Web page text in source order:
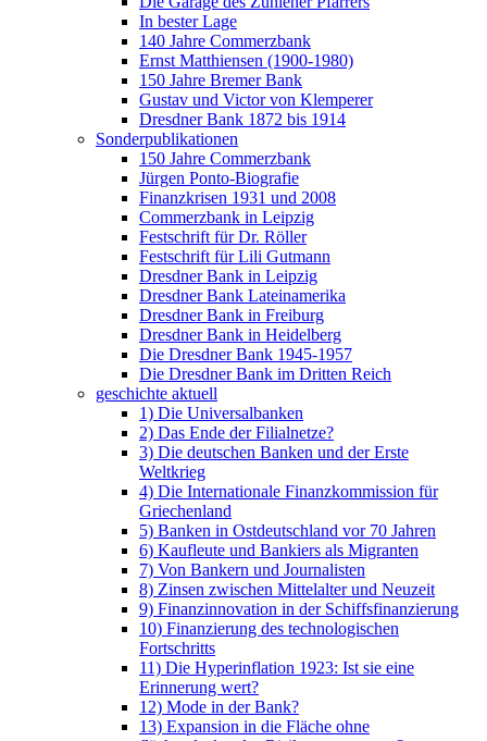
In bester Lage
140 Jahre Commerzbank
Ernst Matthiensen (1900-1980)
150 Jahre Bremer Bank
Gustav und Victor von Klemperer
Dresdner Bank 1872 bis 1914
Sonderpublikationen
150 Jahre Commerzbank
Jürgen Ponto-Biografie
Finanzkrisen 1931 und 2008
Commerzbank in Leipzig
Festschrift für Dr. Röller
Festschrift für Lili Gutmann
Dresdner Bank in Leipzig
Dresdner Bank Lateinamerika
Dresdner Bank in Freiburg
Dresdner Bank in Heidelberg
Die Dresdner Bank 1945-1957
Die Dresdner Bank im Dritten Reich
geschichte aktuell
1) Die Universalbanken
2) Das Ende der Filialnetze?
3) Die deutschen Banken und der Erste
Weltkrieg
4) Die Internationale Finanzkommission für
Griechenland
5) Banken in Ostdeutschland vor 70 Jahren
6) Kaufleute und Bankiers als Migranten
7) Von Bankern und Journalisten
8) Zinsen zwischen Mittelalter und Neuzeit
9) Finanzinnovation in der Schiffsfinanzierung
10) Finanzierung des technologischen
Fortschritts
11) Die Hyperinflation 1923: Ist sie eine
Erinnerung wert?
12) Mode in der Bank?
13) Expansion in die Fläche ohne